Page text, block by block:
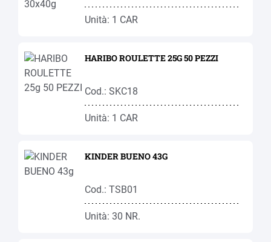
Unità: 1 CAR
HARIBO ROULETTE 25G 50 PEZZI
Cod.: SKC18
Unità: 1 CAR
KINDER BUENO 43G
Cod.: TSB01
Unità: 30 NR.